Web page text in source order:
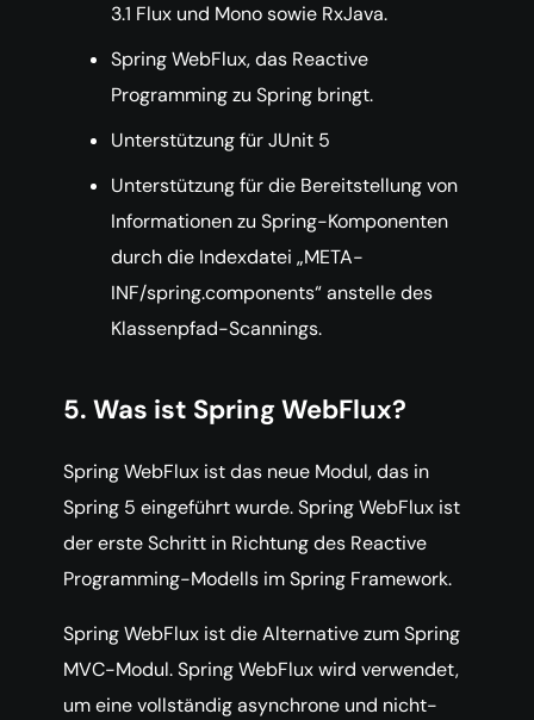
3.1 Flux und Mono sowie RxJava.
Spring WebFlux, das Reactive
Programming zu Spring bringt.
Unterstützung für JUnit 5
Unterstützung für die Bereitstellung von
Informationen zu Spring-Komponenten
durch die Indexdatei „META-
INF/spring.components“ anstelle des
Klassenpfad-Scannings.
5. Was ist Spring WebFlux?
Spring WebFlux ist das neue Modul, das in
Spring 5 eingeführt wurde. Spring WebFlux ist
der erste Schritt in Richtung des Reactive
Programming-Modells im Spring Framework.
Spring WebFlux ist die Alternative zum Spring
MVC-Modul. Spring WebFlux wird verwendet,
um eine vollständig asynchrone und nicht-